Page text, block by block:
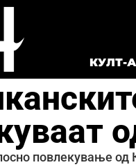
КУЛТ-
повлекување од